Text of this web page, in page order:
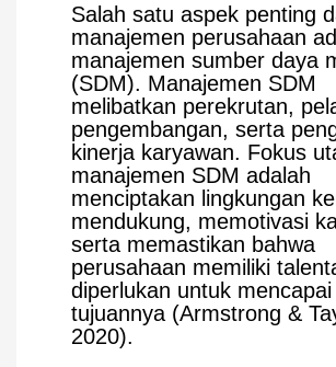
Salah satu aspek penting
manajemen perusahaan
manajemen sumber daya
(SDM). Manajemen SDM
melibatkan perekrutan,
pengembangan, serta
kinerja karyawan. Fokus
manajemen SDM adalah
menciptakan lingkungan
mendukung, memotivasi
serta memastikan bahwa
perusahaan memiliki
diperlukan untuk mencapai
tujuannya (Armstrong &
2020).